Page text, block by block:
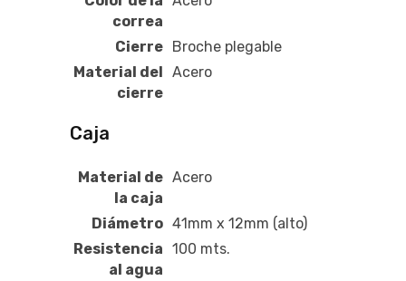
correa
Cierre Broche plegable
Material del
cierre
Acero
Caja
Material de
la caja
Acero
Diámetro 41mm x 12mm (alto)
Resistencia
al agua
100 mts.